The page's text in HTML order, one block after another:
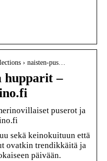
› naisten-pus…
hupparit –
puserot ja
sekä keinokuituun että
ovatkin trendikkäitä ja
päivään.